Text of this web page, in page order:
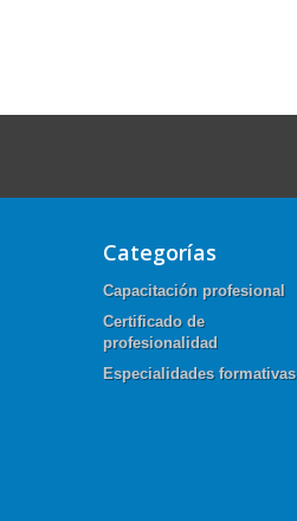
Categorías
Capacitación profesional
Certificado de
profesionalidad
Especialidades formativas